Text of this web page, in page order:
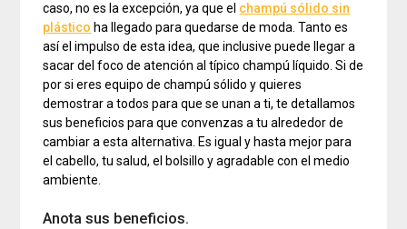
caso, no es la excepción, ya que el champú sólido sin
plástico ha llegado para quedarse de moda. Tanto es
así el impulso de esta idea, que inclusive puede llegar a
sacar del foco de atención al típico champú líquido. Si de
por si eres equipo de champú sólido y quieres
demostrar a todos para que se unan a ti, te detallamos
sus beneficios para que convenzas a tu alrededor de
cambiar a esta alternativa. Es igual y hasta mejor para
el cabello, tu salud, el bolsillo y agradable con el medio
ambiente.
Anota sus beneficios.